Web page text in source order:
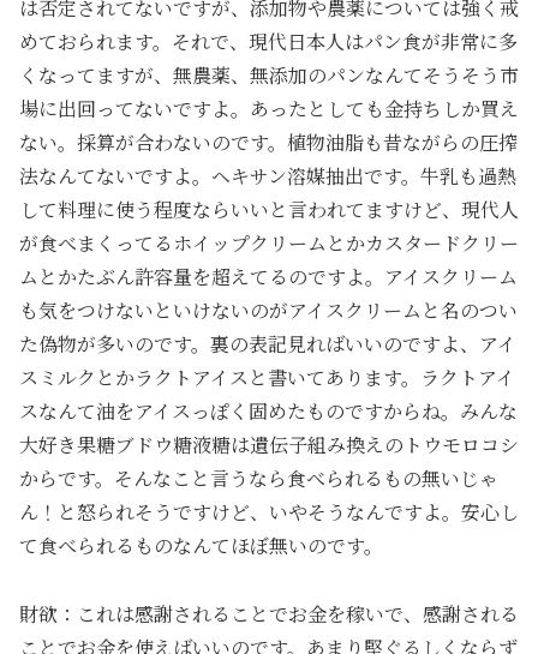
は否定されてないですが、添加物や農薬については強く戒
めておられます。それで、現代日本人はパン食が非常に多
くなってますが、無農薬、無添加のパンなんてそうそう市
場に出回ってないですよ。あったとしても金持ちしか買え
ない。採算が合わないのです。植物油脂も昔ながらの圧搾
法なんてないですよ。ヘキサン溶媒抽出です。牛乳も過熱
して料理に使う程度ならいいと言われてますけど、現代人
が食べまくってるホイップクリームとかカスタードクリー
ムとかたぶん許容量を超えてるのですよ。アイスクリーム
も気をつけないといけないのがアイスクリームと名のつい
た偽物が多いのです。裏の表記見ればいいのですよ、アイ
スミルクとかラクトアイスと書いてあります。ラクトアイ
スなんて油をアイスっぽく固めたものですからね。みんな
大好き果糖ブドウ糖液糖は遺伝子組み換えのトウモロコシ
からです。そんなこと言うなら食べられるもの無いじゃ
ん！と怒られそうですけど、いやそうなんですよ。安心し
て食べられるものなんてほぼ無いのです。
財欲：これは感謝されることでお金を稼いで、感謝される
ことでお金を使えばいいのです。あまり堅ぐるしくならず